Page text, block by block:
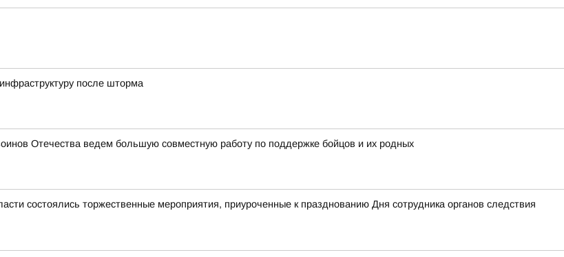
после шторма
Отечества ведем большую совместную работу по поддержке бойцов и их родных
состоялись торжественные мероприятия, приуроченные к празднованию Дня сотрудника органов следствия